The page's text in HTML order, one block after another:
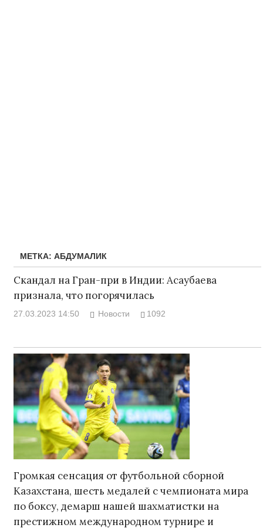
МЕТКА: АБДУМАЛИК
Скандал на Гран-при в Индии: Асаубаева
признала, что погорячилась
27.03.2023 14:50 Новости 1092
Громкая сенсация от футбольной сборной
Казахстана, шесть медалей с чемпионата мира
по боксу, демарш нашей шахматистки на
престижном международном турнире и